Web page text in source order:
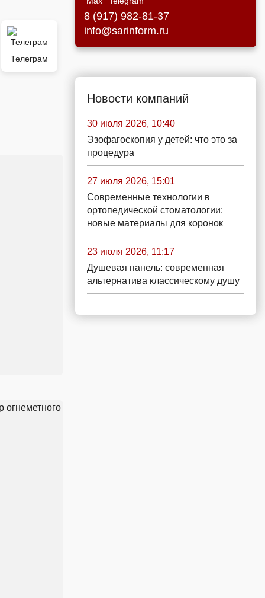
Телеграм
8 (917) 982-81-37
info@sarinform.ru
Новости компаний
30 июля 2026, 10:40
Эзофагоскопия у детей: что это за
процедура
27 июля 2026, 15:01
Современные технологии в
ортопедической стоматологии:
новые материалы для коронок
23 июля 2026, 11:17
Душевая панель: современная
альтернатива классическому душу